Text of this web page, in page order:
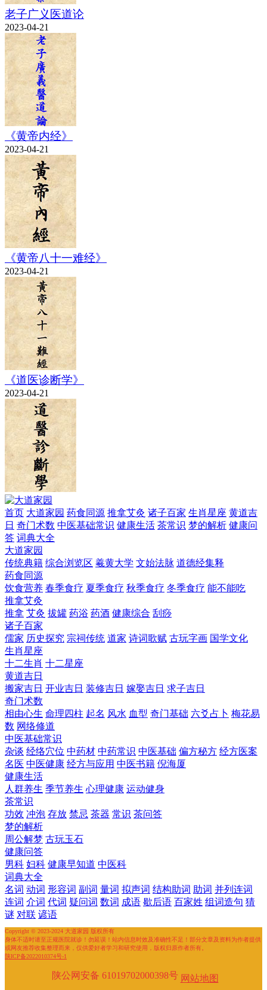
老子广义医道论
2023-04-21
《黄帝内经》
2023-04-21
《黄帝八十一难经》
2023-04-21
《道医诊断学》
2023-04-21
首页 大道家园 药食同源 推拿艾灸 诸子百家 生肖星座 黄道吉
日 奇门术数 中医基础常识 健康生活 茶常识 梦的解析 健康问
答 词典大全
大道家园
传统典籍 综合浏览区 羲黄大学 文始法脉 道德经集释
药食同源
饮食营养 春季食疗 夏季食疗 秋季食疗 冬季食疗 能不能吃
推拿艾灸
推拿 艾灸 拔罐 药浴 药酒 健康综合 刮痧
诸子百家
儒家 历史探究 宗祠传统 道家 诗词歌赋 古玩字画 国学文化
生肖星座
十二生肖 十二星座
黄道吉日
搬家吉日 开业吉日 装修吉日 嫁娶吉日 求子吉日
奇门术数
相由心生 命理四柱 起名 风水 血型 奇门基础 六爻占卜 梅花易
数 网络修道
中医基础常识
杂谈 经络穴位 中药材 中药常识 中医基础 偏方秘方 经方医案
名医 中医健康 经方与应用 中医书籍 倪海厦
健康生活
人群养生 季节养生 心理健康 运动健身
茶常识
功效 冲泡 存放 禁忌 茶器 常识 茶问答
梦的解析
周公解梦 古玩玉石
健康问答
男科 妇科 健康早知道 中医科
词典大全
名词 动词 形容词 副词 量词 拟声词 结构助词 助词 并列连词
连词 介词 代词 疑问词 数词 成语 歇后语 百家姓 组词造句 猜
谜 对联 谚语
Copyright © 2023-2024 大道家园 版权所有
身体不适时请至正规医院就诊！勿延误！站内信息时效及准确性不足！部分文章及资料为作者提供
或网友推荐收集整理而来，仅供爱好者学习和研究使用，版权归原作者所有。
陕ICP备2022010374号-1
陕公网安备 61019702000398号 网站地图